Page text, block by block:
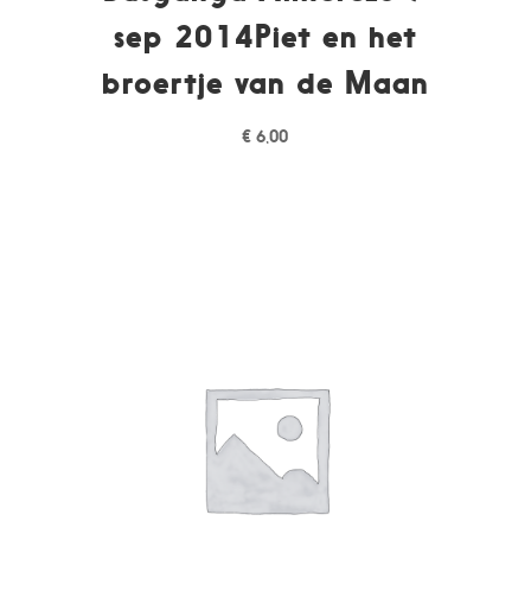
sep 2014Piet en het
broertje van de Maan
€ 6,00